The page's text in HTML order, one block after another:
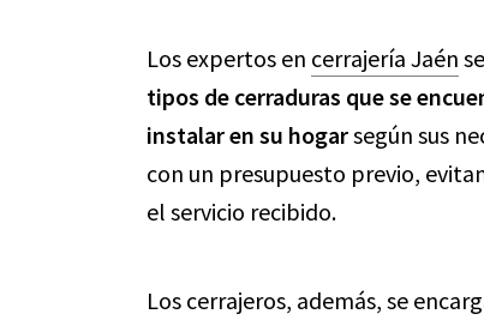
Los expertos en cerrajería Jaén
tipos de cerraduras que se
instalar en su hogarsegún sus
con un presupuesto previo,
el servicio recibido.
Los cerrajeros, además, se